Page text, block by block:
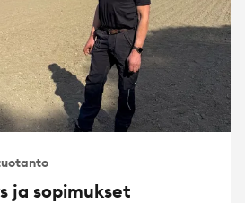
ja sopimukset